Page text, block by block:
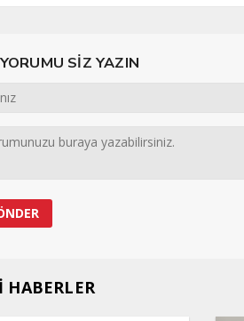
SİZ YAZIN
HABERLER